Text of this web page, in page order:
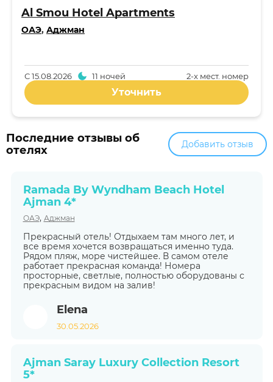
Al Smou Hotel Apartments
ОАЭ, Аджман
2-x мест. номер
С15.08.2026 11 ночей
Уточнить
Последние отзывы об
отелях
Добавить отзыв
Ramada By Wyndham Beach Hotel
Ajman 4*
ОАЭ, Аджман
Прекрасный отель! Отдыхаем там много лет, и
все время хочется возвращаться именно туда.
Рядом пляж, море чистейшее. В самом отеле
работает прекрасная команда! Номера
просторные, светлые, полностью оборудованы с
прекрасным видом на залив!
Elena
30.05.2026
Ajman Saray Luxury Collection Resort
5*